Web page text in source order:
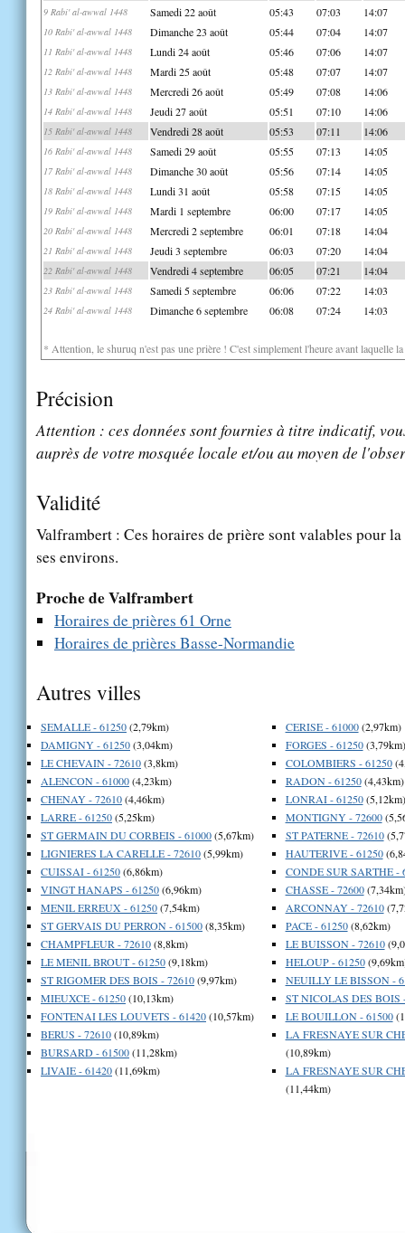
9 Rabi' al-awwal 1448 Samedi 22 août 05:43 07:03 14:07
10 Rabi' al-awwal 1448 Dimanche 23 août 05:44 07:04 14:07
11 Rabi' al-awwal 1448 Lundi 24 août 05:46 07:06 14:07
12 Rabi' al-awwal 1448 Mardi 25 août 05:48 07:07 14:07
13 Rabi' al-awwal 1448 Mercredi 26 août 05:49 07:08 14:06
14 Rabi' al-awwal 1448 Jeudi 27 août 05:51 07:10 14:06
15 Rabi' al-awwal 1448 Vendredi 28 août 05:53 07:11 14:06
16 Rabi' al-awwal 1448 Samedi 29 août 05:55 07:13 14:05
17 Rabi' al-awwal 1448 Dimanche 30 août 05:56 07:14 14:05
18 Rabi' al-awwal 1448 Lundi 31 août 05:58 07:15 14:05
19 Rabi' al-awwal 1448 Mardi 1 septembre 06:00 07:17 14:05
20 Rabi' al-awwal 1448 Mercredi 2 septembre 06:01 07:18 14:04
21 Rabi' al-awwal 1448 Jeudi 3 septembre 06:03 07:20 14:04
22 Rabi' al-awwal 1448 Vendredi 4 septembre 06:05 07:21 14:04
23 Rabi' al-awwal 1448 Samedi 5 septembre 06:06 07:22 14:03
24 Rabi' al-awwal 1448 Dimanche 6 septembre 06:08 07:24 14:03
* Attention, le shuruq n'est pas une prière ! C'est simplement l'heure avant laquelle
Précision
Attention : ces données sont fournies à titre indicatif,
auprès de votre mosquée locale et/ou au moyen de
Validité
Valframbert : Ces horaires de prière sont valables pour
ses environs.
Proche de Valframbert
Horaires de prières 61 Orne
Horaires de prières Basse-Normandie
Autres villes
SEMALLE - 61250(2,79km)
DAMIGNY - 61250(3,04km)
LE CHEVAIN - 72610(3,8km)
ALENCON - 61000(4,23km)
CHENAY - 72610(4,46km)
LARRE - 61250(5,25km)
ST GERMAIN DU CORBEIS - 61000(5,67km)
LIGNIERES LA CARELLE - 72610(5,99km)
CUISSAI - 61250(6,86km)
VINGT HANAPS - 61250(6,96km)
MENIL ERREUX - 61250(7,54km)
ST GERVAIS DU PERRON - 61500(8,35km)
CHAMPFLEUR - 72610(8,8km)
LE MENIL BROUT - 61250(9,18km)
ST RIGOMER DES BOIS - 72610(9,97km)
MIEUXCE - 61250(10,13km)
FONTENAI LES LOUVETS - 61420(10,57km)
BERUS - 72610(10,89km)
BURSARD - 61500(11,28km)
LIVAIE - 61420(11,69km)
CERISE - 61000(2,97km)
FORGES - 61250(3,79km)
COLOMBIERS - 61250
RADON - 61250(4,43km)
LONRAI - 61250(5,12km)
MONTIGNY - 72600
ST PATERNE - 72610
HAUTERIVE - 61250
CONDE SUR SARTHE -
CHASSE - 72600
ARCONNAY - 72610
PACE - 61250(8,62km)
LE BUISSON - 72610
HELOUP - 61250
NEUILLY LE BISSON -
ST NICOLAS DES BOIS
LE BOUILLON - 61500
LA FRESNAYE SUR
(10,89km)
LA FRESNAYE SUR
(11,44km)